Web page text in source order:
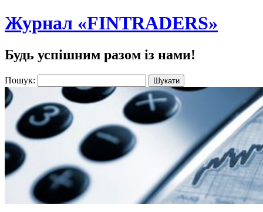
Журнал «FINTRADERS»
Будь успішним разом із нами!
Пошук: